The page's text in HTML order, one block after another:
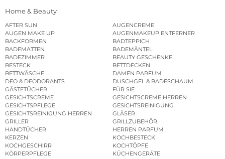
Home & Beauty
AFTER SUN
AUGENCREME
AUGEN MAKE UP
AUGENMAKEUP ENTFERNER
BACKFORMEN
BADTEPPICH
BADEMATTEN
BADEMÄNTEL
BADEZIMMER
BEAUTY GESCHENKE
BESTECK
BETTDECKEN
BETTWÄSCHE
DAMEN PARFUM
DEO & DEODORANTS
DUSCHGEL & BADESCHAUM
GÄSTETÜCHER
FÜR SIE
GESICHTSCREME
GESICHTSCREME HERREN
GESICHTSPFLEGE
GESICHTSREINIGUNG
GESICHTSREINIGUNG HERREN
GLÄSER
GRILLER
GRILLZUBEHÖR
HANDTÜCHER
HERREN PARFUM
KERZEN
KOCHBESTECK
KOCHGESCHIRR
KOCHTÖPFE
KÖRPERPFLEGE
KÜCHENGERÄTE